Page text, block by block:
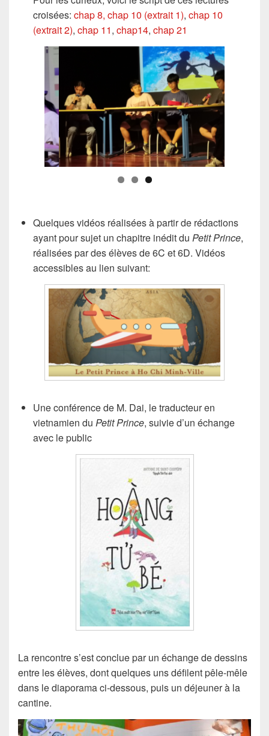
croisées: chap 8, chap 10 (extrait 1), chap 10
(extrait 2), chap 11, chap14, chap 21
Quelques vidéos réalisées à partir de rédactions
ayant pour sujet un chapitre inédit du Petit Prince,
réalisées par des élèves de 6C et 6D. Vidéos
accessibles au lien suivant:
Une conférence de M. Dai, le traducteur en
vietnamien du Petit Prince, suivie d’un échange
avec le public
La rencontre s’est conclue par un échange de dessins
entre les élèves, dont quelques uns défilent pêle-mêle
dans le diaporama ci-dessous, puis un déjeuner à la
cantine.